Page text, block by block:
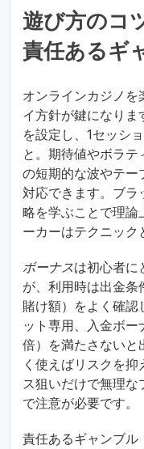
遊び方のコ
責任あるギ
オンラインカジノを
イ方針が鍵になりま
を設定し、1セッシ
と。期待値やボラテ
の短期的な波やテー
対応できます。ブ
略を学ぶことで理論
ーカーはテクニック
ボーナスは初心者に
が、利用時は出金条
賭け額）をよく確認
ット専用、入金ボ
倍）を満たさないと
く使えばリスクを
ス狙いだけで無理
で注意が必要です。
責任あるギャンブ